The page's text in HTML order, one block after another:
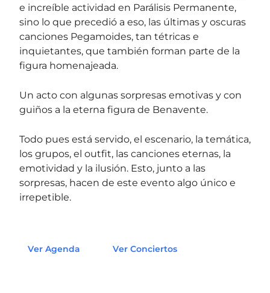
e increíble actividad en Parálisis Permanente,
sino lo que precedió a eso, las últimas y oscuras
canciones Pegamoides, tan tétricas e
inquietantes, que también forman parte de la
figura homenajeada.
Un acto con algunas sorpresas emotivas y con
guiños a la eterna figura de Benavente.
Todo pues está servido, el escenario, la temática,
los grupos, el outfit, las canciones eternas, la
emotividad y la ilusión. Esto, junto a las
sorpresas, hacen de este evento algo único e
irrepetible.
Ver Agenda Ver Conciertos